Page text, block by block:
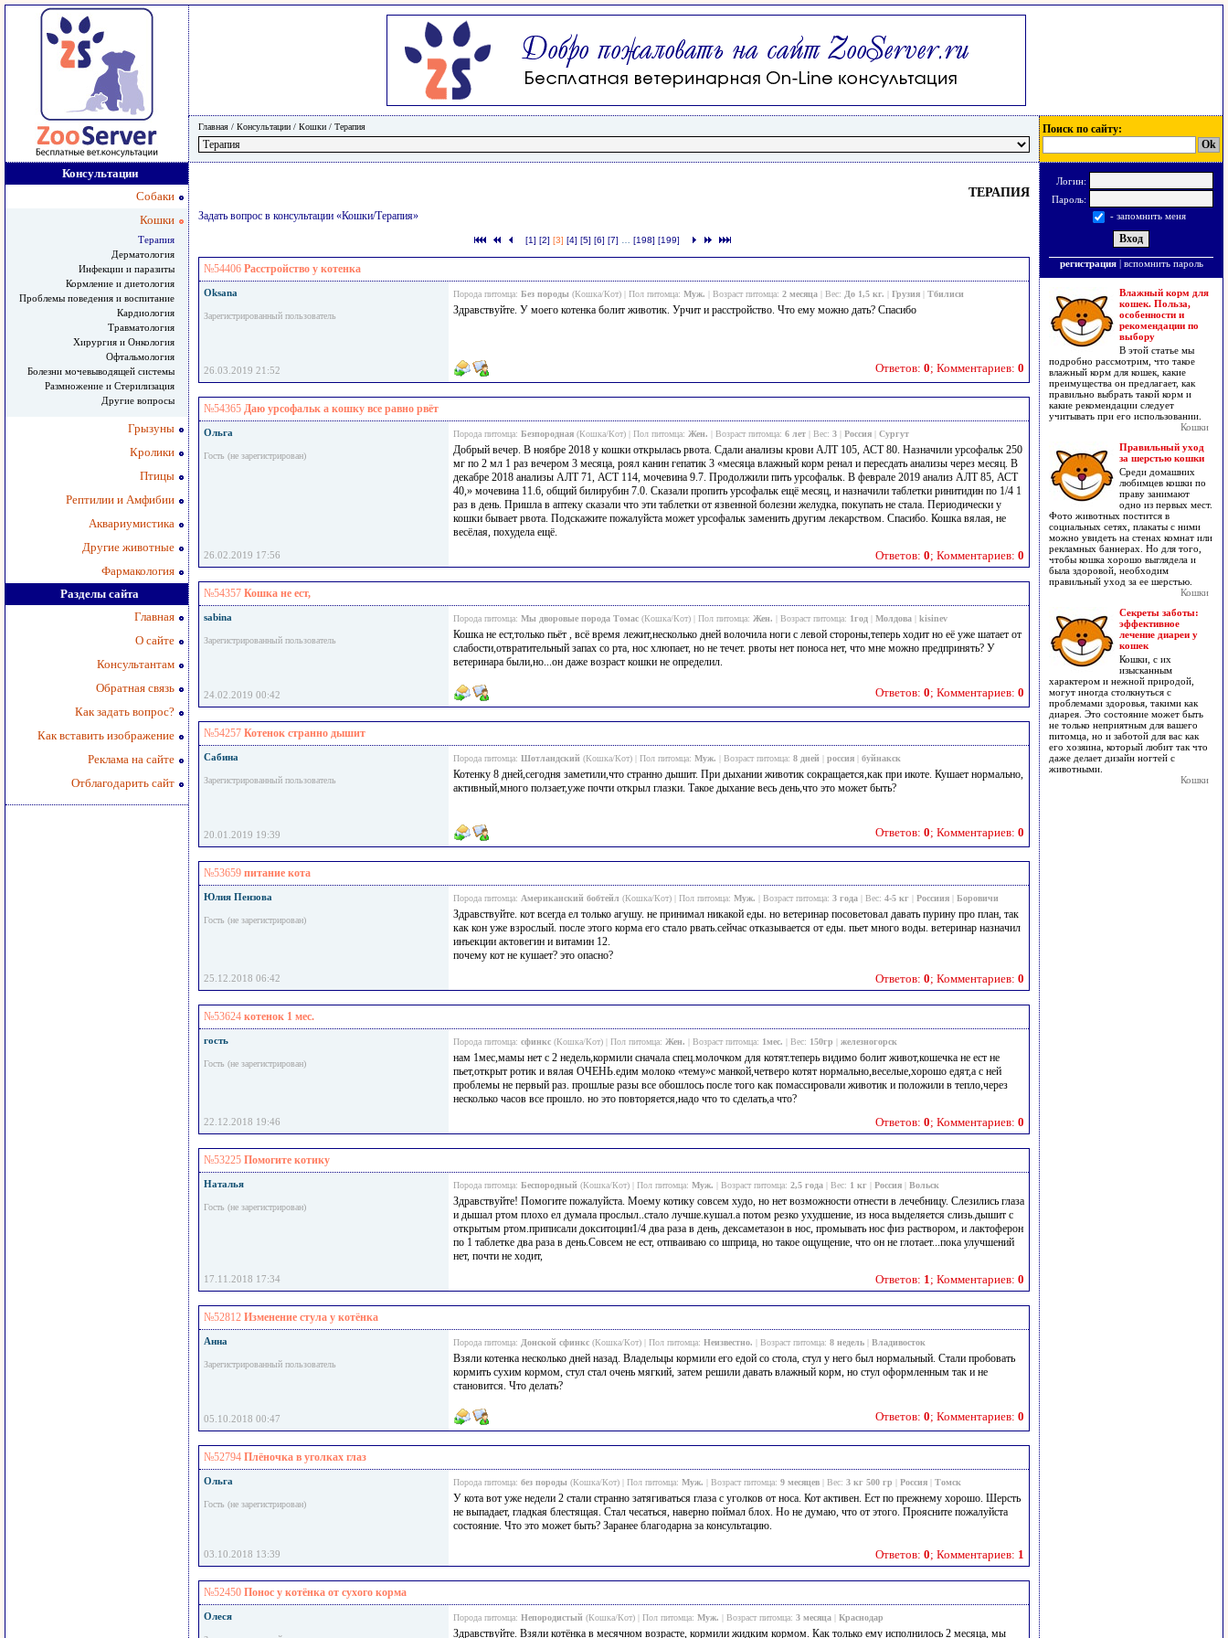
Главная / Консультации / Кошки / Терапия Поиск по сайту:
Консультации
Собаки
Кошки
Терапия
Дерматология
Инфекции и паразиты
Кормление и диетология
Проблемы поведения и воспитание
Кардиология
Травматология
Хирургия и Онкология
Офтальмология
Болезни мочевыводящей системы
Размножение и Стерилизация
Другие вопросы
Грызуны
Кролики
Птицы
Рептилии и Амфибии
Аквариумистика
Другие животные
Фармакология
Разделы сайта
Главная
О сайте
Консультантам
Обратная связь
Как задать вопрос?
Как вставить изображение
Реклама на сайте
Отблагодарить сайт
ТЕРАПИЯ
Задать вопрос в консультации «Кошки/Терапия»
[1] [2] [3] [4] [5] [6] [7] [198] [199]
№54406 Расстройство у котенка
Oksana
Зарегистрированный пользователь
Порода питомца: Без породы (Кошка/Кот) | Пол питомца: Муж. | Возраст питомца: 2 месяца | Вес: До 1,5 кг. | Грузия | Тбилиси
Здравствуйте. У моего котенка болит животик. Урчит и расстройство. Что ему можно дать? Спасибо
26.03.2019 21:52 Ответов: 0; Комментариев: 0
№54365 Даю урсофальк а кошку все равно рвёт
Ольга
Гость (не зарегистрирован)
Порода питомца: Безпородная (Кошка/Кот) | Пол питомца: Жен. | Возраст питомца: 6 лет | Вес: 3 | Россия | Сургут
Добрый вечер. В ноябре 2018 у кошки открылась рвота. Сдали анализы крови АЛТ 105, АСТ 80. Назначили урсофальк 250
мг по 2 мл 1 раз вечером 3 месяца, роял канин гепатик 3 «месяца влажный корм ренал и пересдать анализы через месяц. В
декабре 2018 анализы АЛТ 71, АСТ 114, мочевина 9.7. Продолжили пить урсофальк. В феврале 2019 анализ АЛТ 85, АСТ
40,» мочевина 11.6, общий билирубин 7.0. Сказали пропить урсофальк ещё месяц, и назначили таблетки ринитидин по 1/4 1
раз в день. Пришла в аптеку сказали что эти таблетки от язвенной болезни желудка, покупать не стала. Периодически у
кошки бывает рвота. Подскажите пожалуйста может урсофальк заменить другим лекарством. Спасибо. Кошка вялая, не
весёлая, похудела ещё.
26.02.2019 17:56 Ответов: 0; Комментариев: 0
№54357 Кошка не ест,
sabina
Зарегистрированный пользователь
Порода питомца: Мы дворовые порода Томас (Кошка/Кот) | Пол питомца: Жен. | Возраст питомца: 1год | Молдова | kisinev
Кошка не ест,только пьёт , всё время лежит,несколько дней волочила ноги с левой стороны,теперь ходит но её уже шатает от
слабости,отвратительный запах со рта, нос хлюпает, но не течет. рвоты нет поноса нет, что мне можно предпринять? У
ветеринара были,но...он даже возраст кошки не определил.
24.02.2019 00:42 Ответов: 0; Комментариев: 0
№54257 Котенок странно дышит
Сабина
Зарегистрированный пользователь
Порода питомца: Шотландский (Кошка/Кот) | Пол питомца: Муж. | Возраст питомца: 8 дней | россия | буйнакск
Котенку 8 дней,сегодня заметили,что странно дышит. При дыхании животик сокращается,как при икоте. Кушает нормально,
активный,много ползает,уже почти открыл глазки. Такое дыхание весь день,что это может быть?
20.01.2019 19:39 Ответов: 0; Комментариев: 0
№53659 питание кота
Юлия Пензова
Гость (не зарегистрирован)
Порода питомца: Американский бобтейл (Кошка/Кот) | Пол питомца: Муж. | Возраст питомца: 3 года | Вес: 4-5 кг | Россиия | Боровичи
Здравствуйте. кот всегда ел только агушу. не принимал никакой еды. но ветеринар посоветовал давать пурину про план, так
как кон уже взрослый. после этого корма его стало рвать.сейчас отказывается от еды. пьет много воды. ветеринар назначил
инъекции актовегин и витамин 12.
почему кот не кушает? это опасно?
25.12.2018 06:42 Ответов: 0; Комментариев: 0
№53624 котенок 1 мес.
гость
Гость (не зарегистрирован)
Порода питомца: сфинкс (Кошка/Кот) | Пол питомца: Жен. | Возраст питомца: 1мес. | Вес: 150гр | железногорск
нам 1мес,мамы нет с 2 недель,кормили сначала спец.молочком для котят.теперь видимо болит живот,кошечка не ест не
пьет,открыт ротик и вялая ОЧЕНЬ.едим молоко «тему»с манкой,четверо котят нормально,веселые,хорошо едят,а с ней
проблемы не первый раз. прошлые разы все обошлось после того как помассировали животик и положили в тепло,через
несколько часов все прошло. но это повторяется,надо что то сделать,а что?
22.12.2018 19:46 Ответов: 0; Комментариев: 0
№53225 Помогите котику
Наталья
Гость (не зарегистрирован)
Порода питомца: Беспородный (Кошка/Кот) | Пол питомца: Муж. | Возраст питомца: 2,5 года | Вес: 1 кг | Россия | Вольск
Здравствуйте! Помогите пожалуйста. Моему котику совсем худо, но нет возможности отнести в лечебницу. Слезились глаза
и дышал ртом плохо ел думала прослыл..стало лучше.кушал.а потом резко ухудшение, из носа выделяется слизь.дышит с
открытым ртом.приписали докситоцин1/4 два раза в день, дексаметазон в нос, промывать нос физ раствором, и лактоферон
по 1 таблетке два раза в день.Совсем не ест, отпваиваю со шприца, но такое ощущение, что он не глотает...пока улучшений
нет, почти не ходит,
17.11.2018 17:34 Ответов: 1; Комментариев: 0
№52812 Изменение стула у котёнка
Анна
Зарегистрированный пользователь
Порода питомца: Донской сфинкс (Кошка/Кот) | Пол питомца: Неизвестно. | Возраст питомца: 8 недель | Владивосток
Взяли котенка несколько дней назад. Владельцы кормили его едой со стола, стул у него был нормальный. Стали пробовать
кормить сухим кормом, стул стал очень мягкий, затем решили давать влажный корм, но стул оформленным так и не
становится. Что делать?
05.10.2018 00:47 Ответов: 0; Комментариев: 0
№52794 Плёночка в уголках глаз
Ольга
Гость (не зарегистрирован)
Порода питомца: без породы (Кошка/Кот) | Пол питомца: Муж. | Возраст питомца: 9 месяцев | Вес: 3 кг 500 гр | Россия | Томск
У кота вот уже недели 2 стали странно затягиваться глаза с уголков от носа. Кот активен. Ест по прежнему хорошо. Шерсть
не выпадает, гладкая блестящая. Стал чесаться, наверно поймал блох. Но не думаю, что от этого. Проясните пожалуйста
состояние. Что это может быть? Заранее благодарна за консультацию.
03.10.2018 13:39 Ответов: 0; Комментариев: 1
№52450 Понос у котёнка от сухого корма
Олеся Порода питомца: Непородистый (Кошка/Кот) | Пол питомца: Муж. | Возраст питомца: 3 месяца | Краснодар
Здравствуйте. Взяли котёнка в месячном возрасте, кормили жидким кормом. Как только ему исполнилось 2 месяца, мы
Логин:
Пароль:
- запомнить меня
регистрация| вспомнить пароль
Влажный корм для
кошек. Польза,
особенности и
рекомендации по
выбору
В этой статье мы
подробно рассмотрим, что такое
влажный корм для кошек, какие
преимущества он предлагает, как
правильно выбрать такой корм и
какие рекомендации следует
учитывать при его использовании.
Кошки
Правильный уход
за шерстью кошки
Среди домашних
любимцев кошки по
праву занимают
одно из первых мест.
Фото животных постится в
социальных сетях, плакаты с ними
можно увидеть на стенах комнат или
рекламных баннерах. Но для того,
чтобы кошка хорошо выглядела и
была здоровой, необходим
правильный уход за ее шерстью.
Кошки
Секреты заботы:
эффективное
лечение диареи у
кошек
Кошки, с их
изысканным
характером и нежной природой,
могут иногда столкнуться с
проблемами здоровья, такими как
диарея. Это состояние может быть
не только неприятным для вашего
питомца, но и заботой для вас как
его хозяина, который любит так что
даже делает дизайн ногтей с
животными.
Кошки